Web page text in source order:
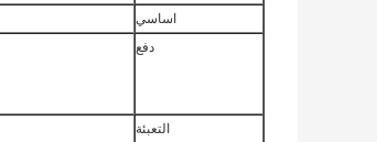
اساسي
دفع
التعبئة